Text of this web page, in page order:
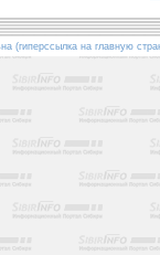
(гиперссылка на главную